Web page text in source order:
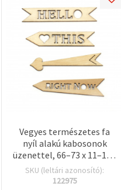
Vegyes természetes fa
nyíl alakú kabosonok
üzenettel, 66–73 x 11–16 x
1.5 mm, fa színű - 10 db
SKU (leltári azonosító):
122975